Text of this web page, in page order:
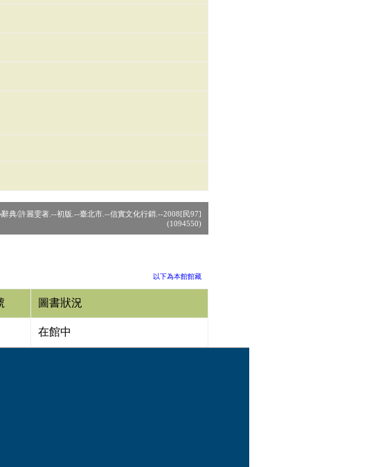
辭典/許麗雯著.--初版.--臺北市.--信實文化行銷.--2008[民97]
(1094550)
以下為本館館藏
圖書狀況
在館中